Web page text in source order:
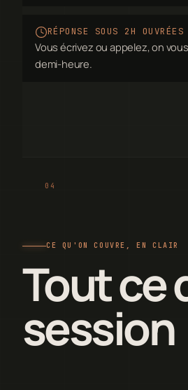
RÉPONSE SOUS 2H OUVRÉES
Vous écrivez ou appelez, on
demi-heure.
CE QU'ON COUVRE, EN CLAIR
Tout ce
session